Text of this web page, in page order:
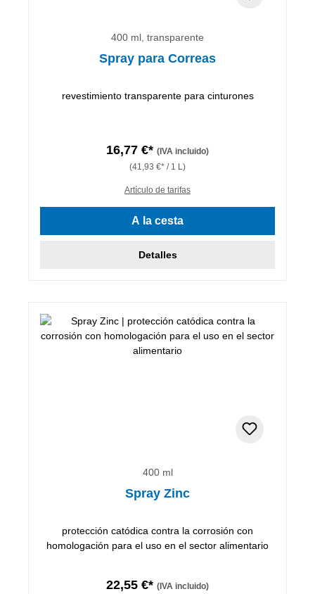
400 ml, transparente
Spray para Correas
revestimiento transparente para cinturones
16,77 €* (IVA incluido)
(41,93 €* / 1 L)
Artículo de tarifas
A la cesta
Detalles
400 ml
Spray Zinc
protección catódica contra la corrosión con
homologación para el uso en el sector alimentario
22,55 €* (IVA incluido)